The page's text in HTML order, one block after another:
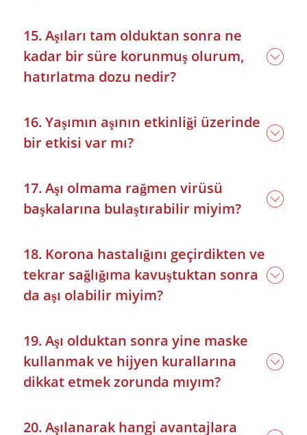
15. Aşıları tam olduktan sonra ne
kadar bir süre korunmuş olurum,
hatırlatma dozu nedir?
16. Yaşımın aşının etkinliği üzerinde
bir etkisi var mı?
17. Aşı olmama rağmen virüsü
başkalarına bulaştırabilir miyim?
18. Korona hastalığını geçirdikten ve
tekrar sağlığıma kavuştuktan sonra
da aşı olabilir miyim?
19. Aşı olduktan sonra yine maske
kullanmak ve hijyen kurallarına
dikkat etmek zorunda mıyım?
20. Aşılanarak hangi avantajlara